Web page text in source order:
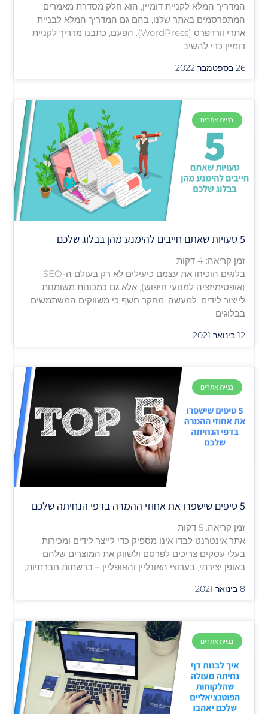
המדריך המלא לקניית דומיין, הוא חלק מסדרת מאמרים
המתפרסמים באתר שלנו, בהם גם המדריך המלא לבניית
אתרי וורדפרס (WordPress). הפעם, כתבנו מדריך לקניית
דומיין כדי להשיב
26 בספטמבר 2022
בניית אתרים
5 טעויות שאתם חייבים להימנע מהן בבלוג שלכם
זמן קריאה:4 דקות
בלוגים הוכיחו את עצמם כיעילים לא רק בעולם ה-SEO
(אופטימיזציה למנועי חיפוש), אלא גם כמכונות משומנות
לייצור לידים. למעשה, מחקר חשף כי משווקים המשתמשים
בבלוגים
12 בינואר 2021
בניית אתרים
5 טיפים שישפרו את אחוזי ההמרה בדפי הנחיתה שלכם
זמן קריאה:5 דקות
אתר אינטרנט לבדו אינו מספיק כדי לייצר לידים ומכירות.
בעלי עסקים צריכים לפרסם ולשווק את המוצרים שלהם
באופן יצירתי, בערוצי האונליין והאופליין – ברשתות חברתיות,
8 בינואר 2021
בניית אתרים